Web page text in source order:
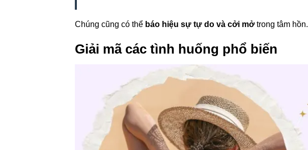
Chúng cũng có thể báo hiệu sự tự do và cởi mởtrong tâm hồn.
Giải mã các tình huống phổ biến